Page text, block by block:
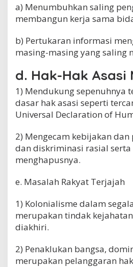
a) Menumbuhkan saling
membangun kerja sama
b) Pertukaran informasi
masing-masing yang saling
d. Hak-Hak Asasi
1) Mendukung sepenuhnya
dasar hak asasi seperti
Universal Declaration of
2) Mengecam kebijakan
dan diskriminasi rasial serta
menghapusnya.
e. Masalah Rakyat Terjajah
1) Kolonialisme dalam
merupakan tindak
diakhiri.
2) Penaklukan bangsa,
merupakan pelanggaran